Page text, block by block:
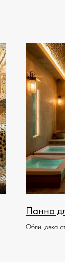
Панно
Облицовка